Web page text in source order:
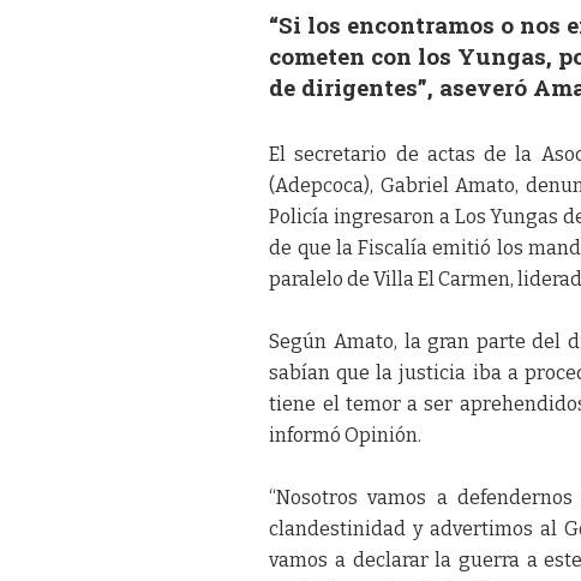
“Si los encontramos o nos
cometen con los Yungas,
de dirigentes”, aseveró
El secretario de actas de la
(Adepcoca), Gabriel Amato,
Policía ingresaron a Los Yungas
de que la Fiscalía emitió los
paralelo de Villa El Carmen,
Según Amato, la gran parte del
sabían que la justicia iba a
tiene el temor a ser
informó Opinión.
“Nosotros vamos a
clandestinidad y advertimos al
vamos a declarar la guerra a